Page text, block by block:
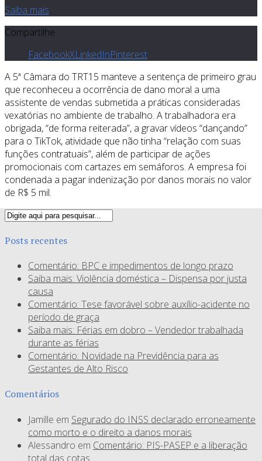
Saiba mais
Compartilhe
FacebookXLinkedInPinterest
A 5ª Câmara do TRT15 manteve a sentença de primeiro grau
que reconheceu a ocorrência de dano moral a uma
assistente de vendas submetida a práticas consideradas
vexatórias no ambiente de trabalho. A trabalhadora era
obrigada, “de forma reiterada”, a gravar vídeos “dançando”
para o TikTok, atividade que não tinha “relação com suas
funções contratuais”, além de participar de ações
promocionais com cartazes em semáforos. A empresa foi
condenada a pagar indenização por danos morais no valor
de R$ 5 mil.
Posts recentes
Comentário: BPC e impedimentos de longo prazo
Saiba mais: Violência doméstica – Dispensa por justa
causa
Comentário: Tese favorável sobre auxílio-acidente no
período de graça
Saiba mais: Férias em dobro – Vendedor trabalhada
durante as férias
Comentário: Novidade na Previdência para as
Gestantes de Alto Risco
Comentários
Jamille em Segurado do INSS declarado erroneamente
como morto e o direito a danos morais
Alessandro em Comentário: PIS-PASEP e a liberação
total das cotas